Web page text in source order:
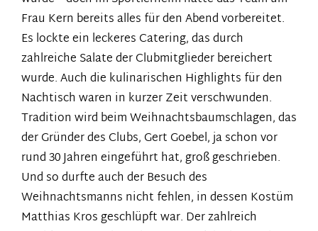
Frau Kern bereits alles für den Abend vorbereitet.
Es lockte ein leckeres Catering, das durch
zahlreiche Salate der Clubmitglieder bereichert
wurde. Auch die kulinarischen Highlights für den
Nachtisch waren in kurzer Zeit verschwunden.
Tradition wird beim Weihnachtsbaumschlagen, das
der Gründer des Clubs, Gert Goebel, ja schon vor
rund 30 Jahren eingeführt hat, groß geschrieben.
Und so durfte auch der Besuch des
Weihnachtsmanns nicht fehlen, in dessen Kostüm
Matthias Kros geschlüpft war. Der zahlreich